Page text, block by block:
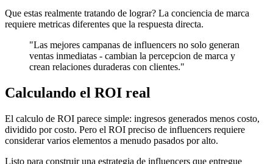
Que estas realmente tratando de lograr? La conciencia de marca
requiere metricas diferentes que la respuesta directa.
"Las mejores campanas de influencers no solo generan
ventas inmediatas - cambian la percepcion de marca y
crean relaciones duraderas con clientes."
Calculando el ROI real
El calculo de ROI parece simple: ingresos generados menos costo,
dividido por costo. Pero el ROI preciso de influencers requiere
considerar varios elementos a menudo pasados por alto.
Listo para construir una estrategia de influencers que entregue